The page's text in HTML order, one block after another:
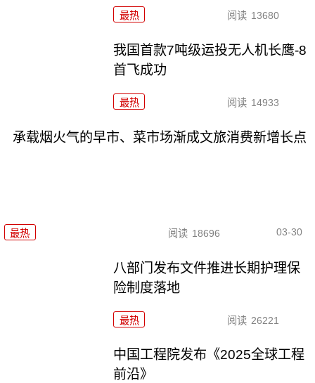
最热 阅读 13680
我国首款7吨级运投无人机长鹰-8
首飞成功
最热 阅读 14933
承载烟火气的早市、菜市场渐成文旅消费新增长点
最热 阅读 18696 03-30
八部门发布文件推进长期护理保
险制度落地
最热 阅读 26221
中国工程院发布《2025全球工程
前沿》